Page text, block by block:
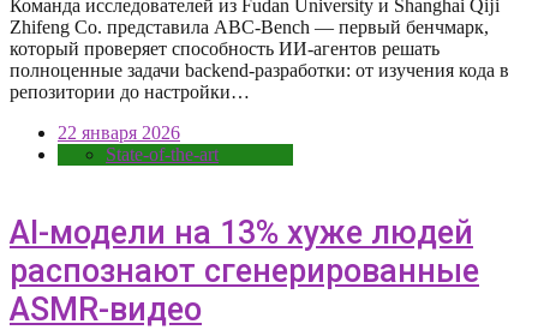
Команда исследователей из Fudan University и Shanghai Qĳi
Zhifeng Co. представила ABC-Bench — первый бенчмарк,
который проверяет способность ИИ-агентов решать
полноценные задачи backend-разработки: от изучения кода в
репозитории до настройки…
22 января 2026
State-of-the-art
AI-модели на 13% хуже людей
распознают сгенерированные
ASMR-видео